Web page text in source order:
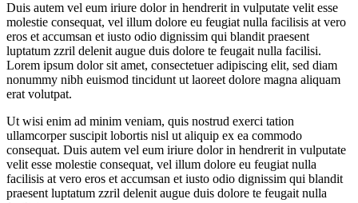
Duis autem vel eum iriure dolor in hendrerit in vulputate velit esse
molestie consequat, vel illum dolore eu feugiat nulla facilisis at vero
eros et accumsan et iusto odio dignissim qui blandit praesent
luptatum zzril delenit augue duis dolore te feugait nulla facilisi.
Lorem ipsum dolor sit amet, consectetuer adipiscing elit, sed diam
nonummy nibh euismod tincidunt ut laoreet dolore magna aliquam
erat volutpat.
Ut wisi enim ad minim veniam, quis nostrud exerci tation
ullamcorper suscipit lobortis nisl ut aliquip ex ea commodo
consequat. Duis autem vel eum iriure dolor in hendrerit in vulputate
velit esse molestie consequat, vel illum dolore eu feugiat nulla
facilisis at vero eros et accumsan et iusto odio dignissim qui blandit
praesent luptatum zzril delenit augue duis dolore te feugait nulla